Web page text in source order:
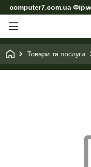
computer7.com.ua
Товари та послуги